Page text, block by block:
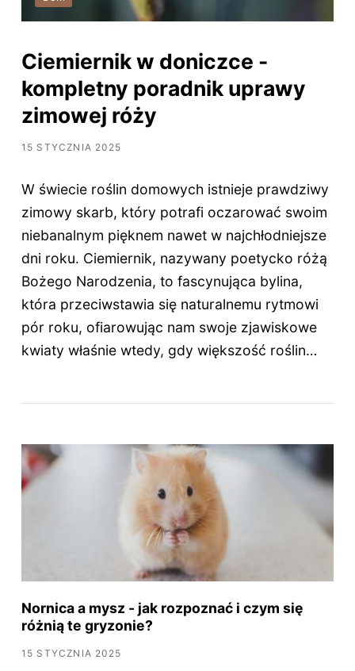
Ciemiernik w doniczce -
kompletny poradnik uprawy
zimowej róży
15 STYCZNIA 2025
W świecie roślin domowych istnieje prawdziwy
zimowy skarb, który potrafi oczarować swoim
niebanalnym pięknem nawet w najchłodniejsze
dni roku. Ciemiernik, nazywany poetycko różą
Bożego Narodzenia, to fascynująca bylina,
która przeciwstawia się naturalnemu rytmowi
pór roku, ofiarowując nam swoje zjawiskowe
kwiaty właśnie wtedy, gdy większość roślin…
Nornica a mysz - jak rozpoznać i czym się
różnią te gryzonie?
15 STYCZNIA 2025